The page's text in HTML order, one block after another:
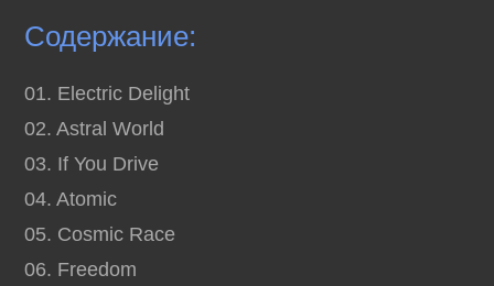
Содержание:
01. Electric Delight
02. Astral World
03. If You Drive
04. Atomic
05. Cosmic Race
06. Freedom